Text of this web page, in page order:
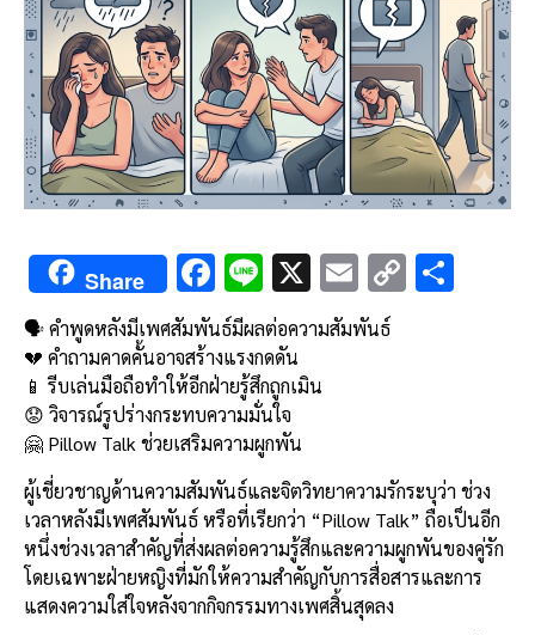
Share F
ac
e
b
o
o
k
Li
n
e
X E
m
ai
C
🗣️ คำพูดหลังมีเพศสัมพันธ์มีผลต่อความสัมพันธ์
💔 คำถามคาดคั้นอาจสร้างแรงกดดัน
📱 รีบเล่นมือถือทำให้อีกฝ่ายรู้สึกถูกเมิน
😟 วิจารณ์รูปร่างกระทบความมั่นใจ
🤗 Pillow Talk ช่วยเสริมความผูกพัน
ผู้เชี่ยวชาญด้านความสัมพันธ์และจิตวิทยาความรักระบุว่า ช่วง
เวลาหลังมีเพศสัมพันธ์ หรือที่เรียกว่า “Pillow Talk” ถือเป็นอีก
หนึ่งช่วงเวลาสำคัญที่ส่งผลต่อความรู้สึกและความผูกพันของคู่รัก
โดยเฉพาะฝ่ายหญิงที่มักให้ความสำคัญกับการสื่อสารและการ
แสดงความใส่ใจหลังจากกิจกรรมทางเพศสิ้นสุดลง